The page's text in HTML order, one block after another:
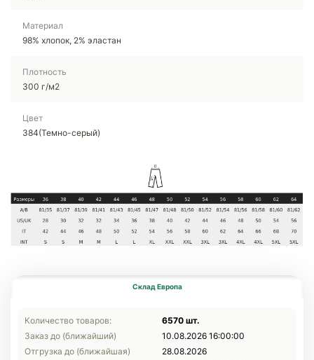
Материал
98% хлопок, 2% эластан
Плотность
300 г/м2
Цвет
384(Темно-серый)
Склад Европа
Количество товаров:
6570 шт.
Заказ до (ближайший)
10.08.2026 16:00:00
Отгрузка до (ближайшая)
28.08.2026